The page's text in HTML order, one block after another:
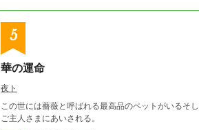
5
華の運命
夜ト
この世には薔薇と呼ばれる最高品のペットがいるそ
ご主人さまにあいされる。